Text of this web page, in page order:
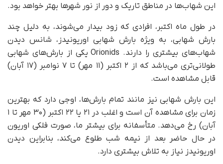
این شهاب‌ها در مناطق تاریک و دور از نور شهرها بهتر خواهد بود.
در طول ماه اکتبر، افرادی که زود بیدار می‌شوند، به دلیل چند
بارش شهابی، به ویژه بارش شهابی اوریونیدز، شانس دیدن
شهاب‌های بیشتری را دارند. Orionids یکی از بارش‌های شهابی
طولانی‌تری می‌باشد که از ۲ اکتبر (۱۱ مهر) تا ۷ نوامبر (۱۷ آبان)
قابل مشاهده‌ است.
این بارش شهابی نیز مانند تمام بارش‌ها، اوجی دارد که بهترین
زمان برای مشاهده آن است و اغلب در ۲۱ یا ۲۲ اکتبر (۳۰ مهر تا ۱
آبان) رخ می‌دهد. متأسفانه برای بیشتر ما، صورت فلکی اوریون
در حال حاضر بعد از نیمه شب طلوع می‌کند، بنابراین دیدن
اوریونیدز نیاز به تلاش بیشتری دارد.